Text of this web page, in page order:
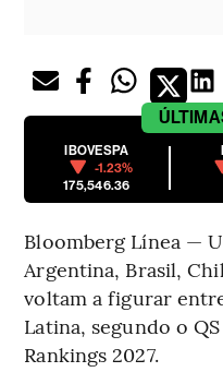
IBOVESPA
-1.23%
175,546.36
Bloomberg Línea —
Argentina, Brasil,
voltam a figurar
Latina, segundo o
Rankings 2027.